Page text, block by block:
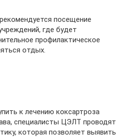
посещение
где будет
профилактическое
отдых.
к лечению коксартроза
специалисты ЦЭЛТ проводят
которая позволяет выявить